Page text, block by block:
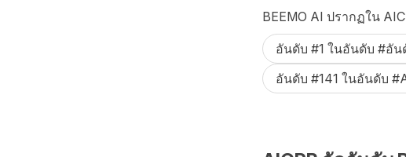
BEEMO AI ปรากฏใน
อันดับ #1 ในอันดับ #อัน
อันดับ #141 ในอันดับ